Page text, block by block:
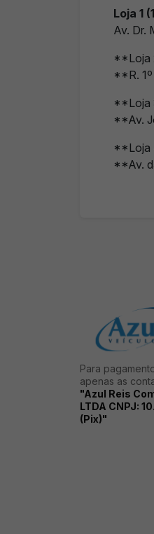
Loja 1
Av. Dr.
**Loja
**R. 1º
**Loja
**Av.
**Loja
**Av.
Para
apenas as
"Azul Reis
LTDA CNPJ:
(Pix)"